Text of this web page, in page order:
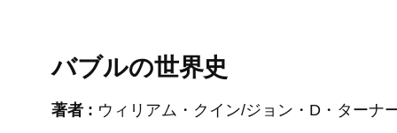
バブルの世界史
著者 : ウィリアム・クイン/ジョン・D・ターナ